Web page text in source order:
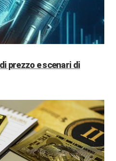
prezzo e scenari di